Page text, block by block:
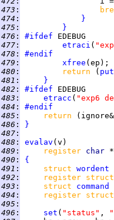
473 :
474 :
}
475 :
}
476 : #ifdef
477 : etraci (
478 :
#endif
479 : xfree
480 : return (
481 :
}
482 : #ifdef
483 : etracc ( "exp6
484 :
#endif
485 : return
(ignore&
486 :
}
487 :
488 : evalav
489 : register char
490 :
{
491 : struct wordent
492 :
register
493 : struct command
494 :
register
495 :
496 : set ( "status" ,